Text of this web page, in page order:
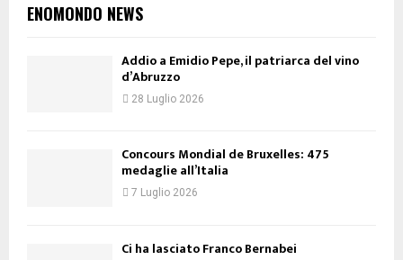
ENOMONDO NEWS
Addio a Emidio Pepe, il patriarca del vino
d’Abruzzo
28 Luglio 2026
Concours Mondial de Bruxelles: 475
medaglie all’Italia
7 Luglio 2026
Ci ha lasciato Franco Bernabei